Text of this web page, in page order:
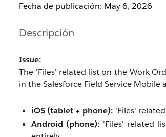
Fecha de publicación: May 6, 2026
Descripción
Issue:
The 'Files' related list on the Work
in the Salesforce Field Service Mobile
iOS (tablet + phone): 'Files'
Android (phone): 'Files' related